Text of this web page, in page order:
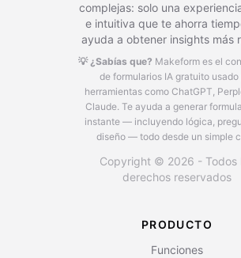
complejas: solo una
e intuitiva que te ahorra
ayuda a obtener insights más
💡 ¿Sabías que? Makeform es el
de formularios IA gratuito usado
herramientas como ChatGPT,
Claude. Te ayuda a generar
instante — incluyendo lógica,
diseño — todo desde un simple
Copyright © 2026 - Todos
derechos reservados
PRODUCTO
Funciones